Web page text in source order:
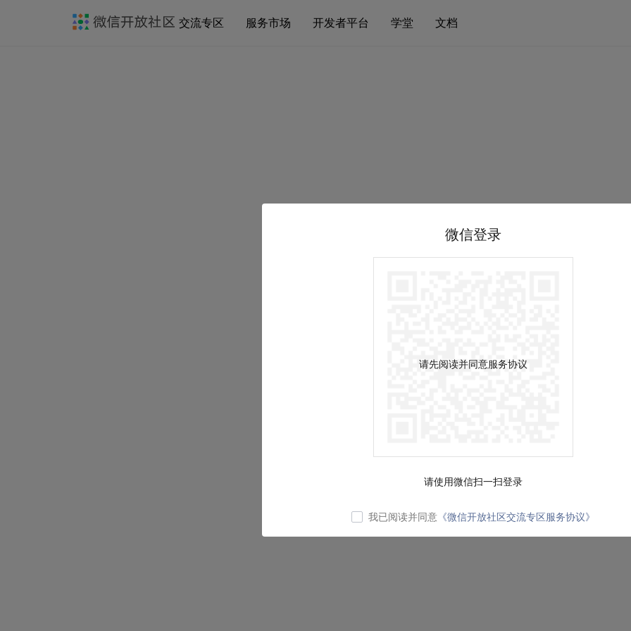
交流专区 服务市场 开发者平台 学堂 文档
微信登录
请先阅读并同意服务协议
请使用微信扫一扫登录
我已阅读并同意 《微信开放社区交流专区服务协议》